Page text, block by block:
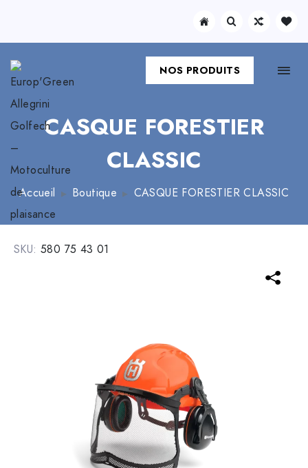
NOS PRODUITS
CASQUE FORESTIER
CLASSIC
Accueil Boutique CASQUE FORESTIER CLASSIC
SKU: 580 75 43 01